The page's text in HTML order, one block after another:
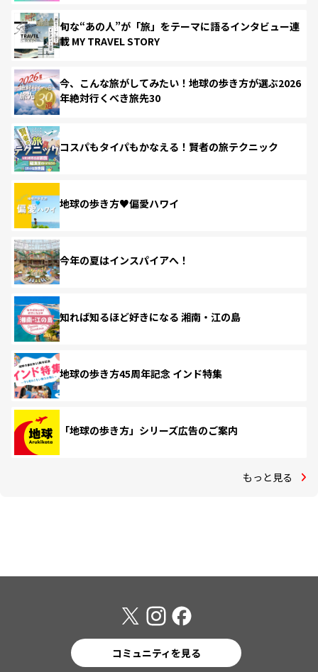
旬な“あの人”が「旅」をテーマに語るインタビュー連
載 MY TRAVEL STORY
今、こんな旅がしてみたい！地球の歩き方が選ぶ2026
年絶対行くべき旅先30
コスパもタイパもかなえる！賢者の旅テクニック
地球の歩き方♥偏愛ハワイ
今年の夏はインスパイアへ！
知れば知るほど好きになる 湘南・江の島
地球の歩き方45周年記念 インド特集
「地球の歩き方」シリーズ広告のご案内
もっと見る
コミュニティを見る